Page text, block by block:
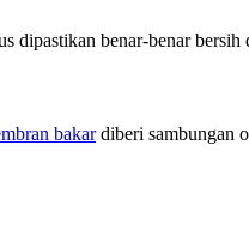
dipastikan benar-benar bersih
bakardiberi sambungan